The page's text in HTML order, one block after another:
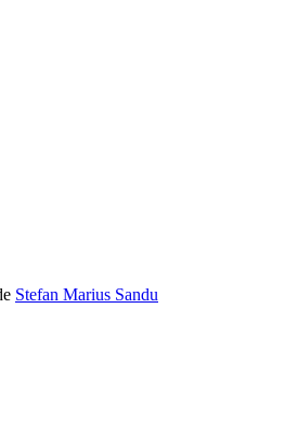
Stefan Marius Sandu